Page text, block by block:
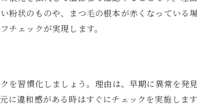
アの極意
の基本
ケア習慣
イント
粉状のものや、まつ毛の根本が赤くなっている
ェックが実現します。
を習慣化しましょう。理由は、早期に異常を発
違和感がある時はすぐにチェックを実施しま